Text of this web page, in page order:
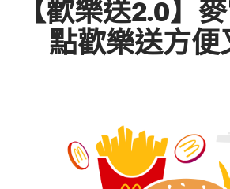
【歡樂送2.0】
點歡樂送方便